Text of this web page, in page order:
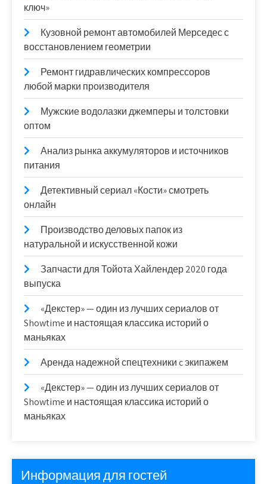
ключ»
Кузовной ремонт автомобилей Мерседес с
восстановлением геометрии
Ремонт гидравлических компрессоров
любой марки производителя
Мужские водолазки джемперы и толстовки
оптом
Анализ рынка аккумуляторов и источников
питания
Детективный сериал «Кости» смотреть
онлайн
Производство деловых папок из
натуральной и искусственной кожи
Запчасти для Тойота Хайлендер 2020 года
выпуска
«Декстер» — один из лучших сериалов от
Showtime и настоящая классика историй о
маньяках
Аренда надежной спецтехники c экипажем
«Декстер» — один из лучших сериалов от
Showtime и настоящая классика историй о
маньяках
Информация для гостей